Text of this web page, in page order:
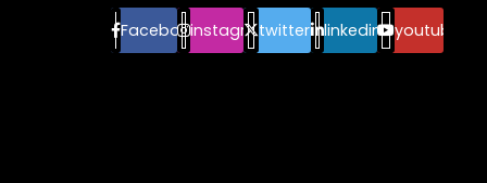
Facebookinstagramtwitter linkedin youtube